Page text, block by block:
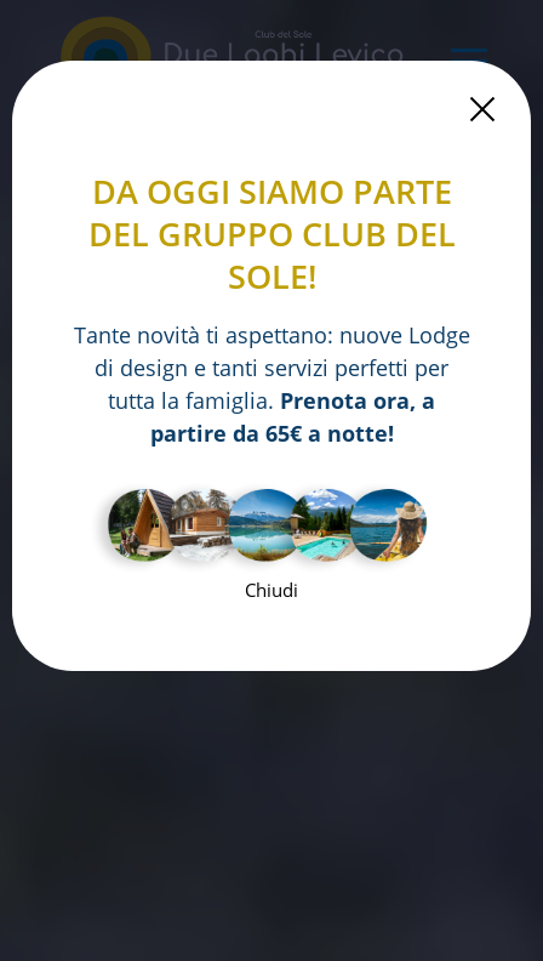
DA OGGI SIAMO PARTE
DEL GRUPPO CLUB DEL
SOLE!
Tante novità ti aspettano: nuove Lodge
di design e tanti servizi perfetti per
tutta la famiglia. Prenota ora, a
partire da 65€ a notte!
Chiudi